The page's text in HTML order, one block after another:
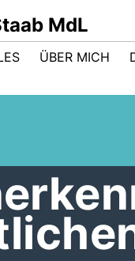
MdL
ÜBER MICH